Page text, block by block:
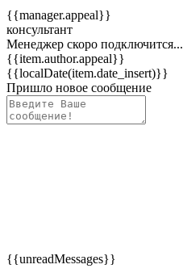
{{manager.appeal}}
консультант
Менеджер скоро подключится...
{{item.author.appeal}}
{{localDate(item.date_insert)}}
Пришло новое сообщение
{{unreadMessages}}